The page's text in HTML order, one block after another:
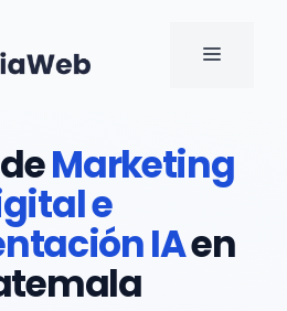
MENÚ
Marketing
e
IAen